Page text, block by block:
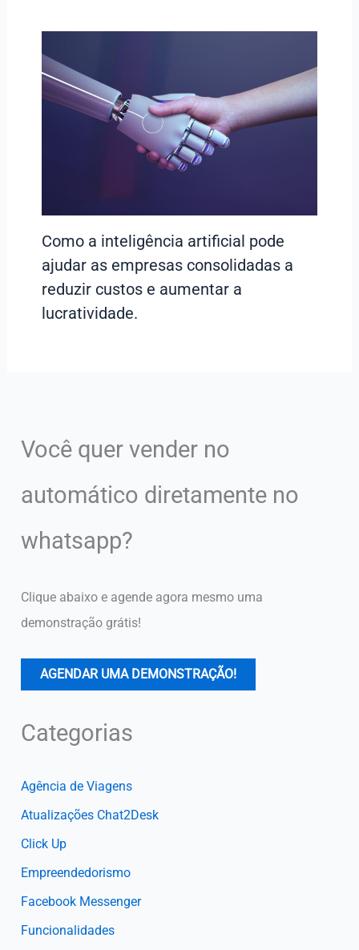
Como a inteligência artificial pode
ajudar as empresas consolidadas a
reduzir custos e aumentar a
lucratividade.
Você quer vender no
automático diretamente no
whatsapp?
Clique abaixo e agende agora mesmo uma
demonstração grátis!
AGENDAR UMA DEMONSTRAÇÃO!
Categorias
Agência de Viagens
Atualizações Chat2Desk
Click Up
Empreendedorismo
Facebook Messenger
Funcionalidades